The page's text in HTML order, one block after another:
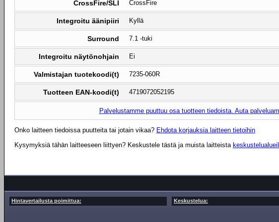
CrossFire/SLI CrossFire
Integroitu äänipiiri Kyllä
Surround 7.1 -tuki
Integroitu näytönohjain Ei
Valmistajan tuotekoodi(t) 7235-060R
Tuotteen EAN-koodi(t) 4719072052195
Palvelustamme puuttuu osa tuotteen tiedoista. Auta
Onko laitteen tiedoissa puutteita tai jotain vikaa? Ehdota korjauksia laitteen tietoihin
Kysymyksiä tähän laitteeseen liittyen? Keskustele tästä ja muista laitteista
Hintavertailusta poimittua: Keskustelua: